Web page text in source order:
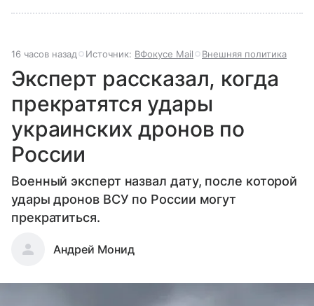
16 часов назад Источник: ВФокусе Mail Внешняя политика
Эксперт рассказал, когда
прекратятся удары
украинских дронов по
России
Военный эксперт назвал дату, после которой
удары дронов ВСУ по России могут
прекратиться.
Андрей Монид